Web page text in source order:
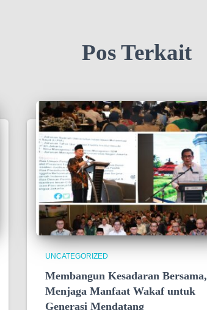
Pos Terkait
UNCATEGORIZED
Membangun Kesadaran Bersama,
Menjaga Manfaat Wakaf untuk
Generasi Mendatang